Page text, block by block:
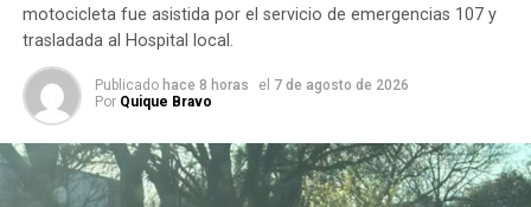
Las 2 motocicletas se encuentran ya en la Comisaría nº3.
Por Móvil Quique / Datos de Elvio Saravia
motocicleta fue asistida por el servicio de emergencias 107 y
trasladada al Hospital local.
Publicado hace 8 horas el 7 de agosto de 2026
Por Quique Bravo